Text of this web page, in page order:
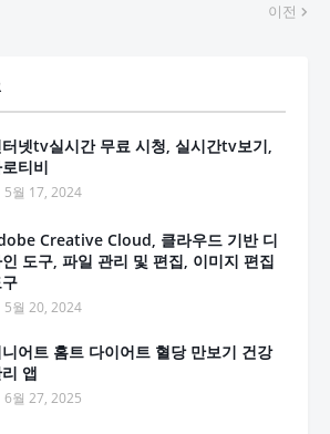
이전
터넷tv실시간 무료 시청, 실시간tv보기,
티비
5월 17, 2024
Creative Cloud, 클라우드 기반 디
도구, 파일 관리 및 편집, 이미지 편집
5월 20, 2024
어트 홈트 다이어트 혈당 만보기 건강
앱
6월 27, 2025